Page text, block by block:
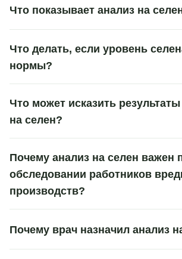
Что показывает анализ на
Что делать, если уровень
нормы?
Что может исказить
на селен?
Почему анализ на селен важен
обследовании работников
производств?
Почему врач назначил анализ